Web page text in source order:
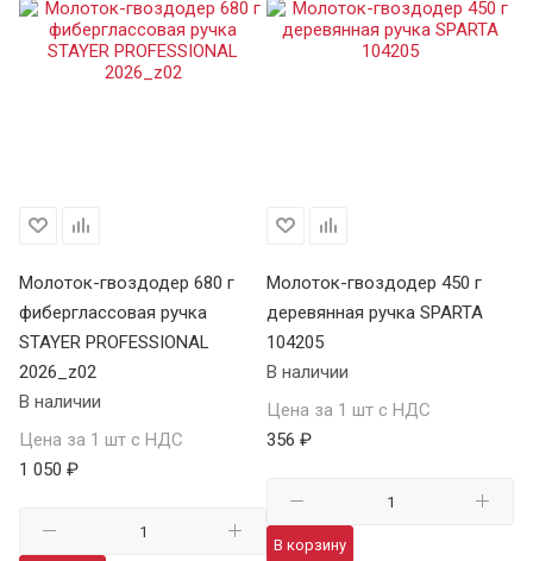
Молоток-гвоздодер 680 г
фиберглассовая ручка
STAYER PROFESSIONAL
2026_z02
В наличии
Цена за 1 шт с НДС
1 050 ₽
Молоток-гвоздодер 450 г
деревянная ручка SPARTA
104205
В наличии
Цена за 1 шт с НДС
356 ₽
В корзину